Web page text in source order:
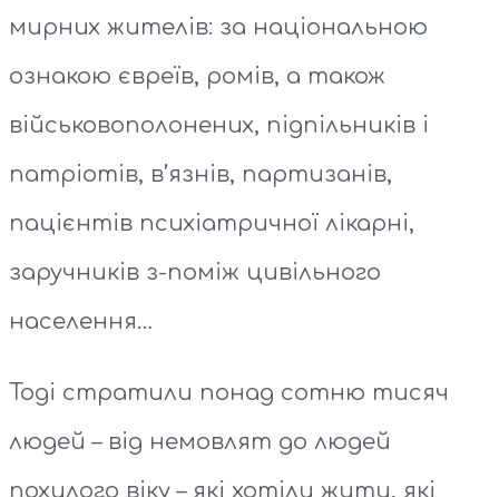
мирних жителів: за національною
ознакою євреїв, ромів, а також
військовополонених, підпільників і
патріотів, в’язнів, партизанів,
пацієнтів психіатричної лікарні,
заручників з-поміж цивільного
населення…
Тоді стратили понад сотню тисяч
людей – від немовлят до людей
похилого віку – які хотіли жити, які